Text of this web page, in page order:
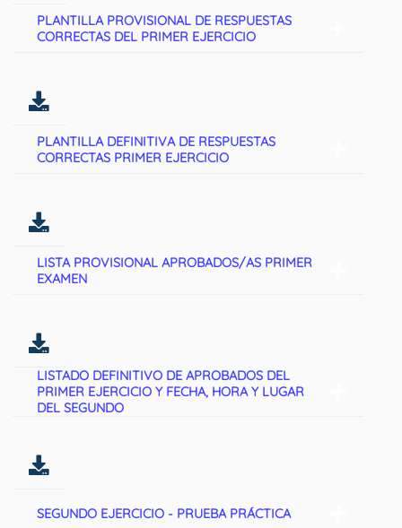
PLANTILLA PROVISIONAL DE RESPUESTAS
CORRECTAS DEL PRIMER EJERCICIO
PLANTILLA DEFINITIVA DE RESPUESTAS
CORRECTAS PRIMER EJERCICIO
LISTA PROVISIONAL APROBADOS/AS PRIMER
EXAMEN
LISTADO DEFINITIVO DE APROBADOS DEL
PRIMER EJERCICIO Y FECHA, HORA Y LUGAR
DEL SEGUNDO
SEGUNDO EJERCICIO - PRUEBA PRÁCTICA